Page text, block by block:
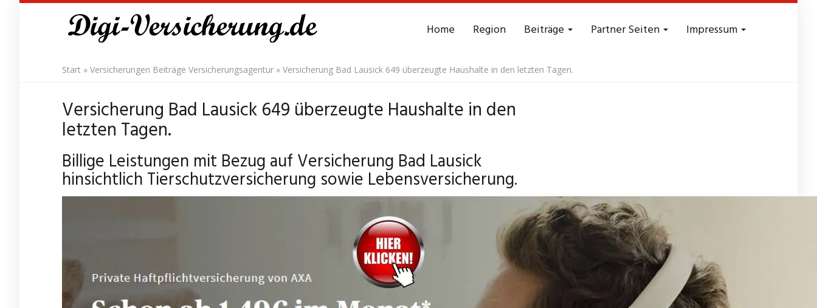
Home Region Beiträge Partner Seiten Impressum
Start » Versicherungen Beiträge Versicherungsagentur » Versicherung Bad Lausick 649 überzeugte Haushalte in den letzten Tagen.
Versicherung Bad Lausick 649 überzeugte Haushalte in den
letzten Tagen.
Billige Leistungen mit Bezug auf Versicherung Bad Lausick
hinsichtlich Tierschutzversicherung sowie Lebensversicherung.